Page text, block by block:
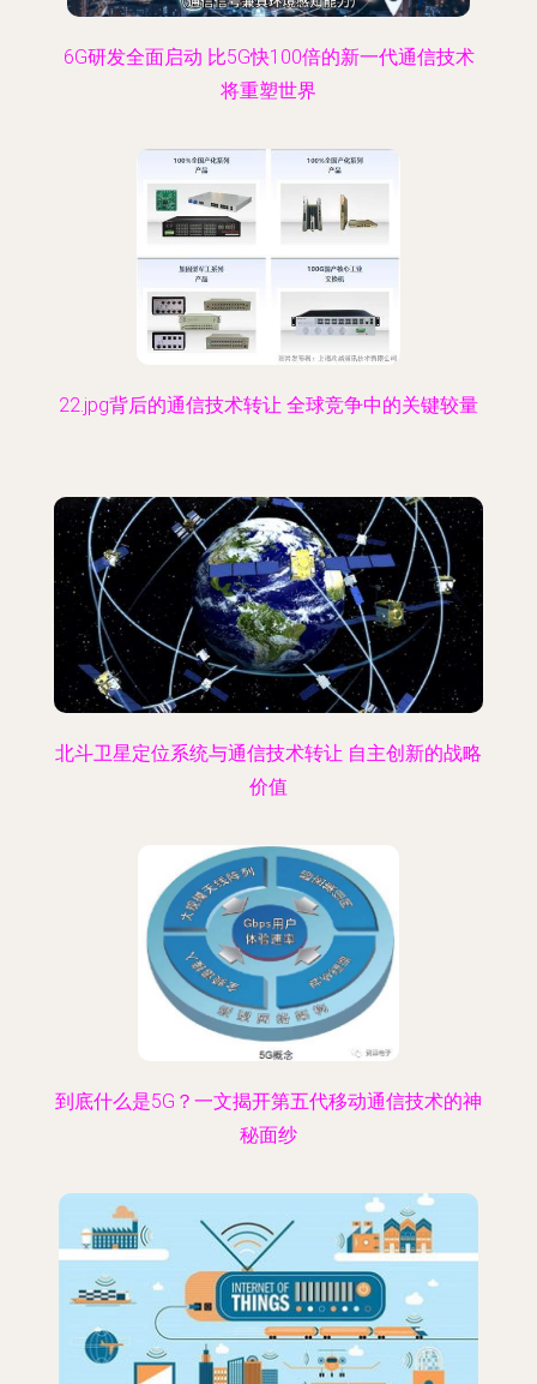
6G研发全面启动 比5G快100倍的新一代通信技术
将重塑世界
22.jpg背后的通信技术转让 全球竞争中的关键较量
北斗卫星定位系统与通信技术转让 自主创新的战略
价值
到底什么是5G？一文揭开第五代移动通信技术的神
秘面纱